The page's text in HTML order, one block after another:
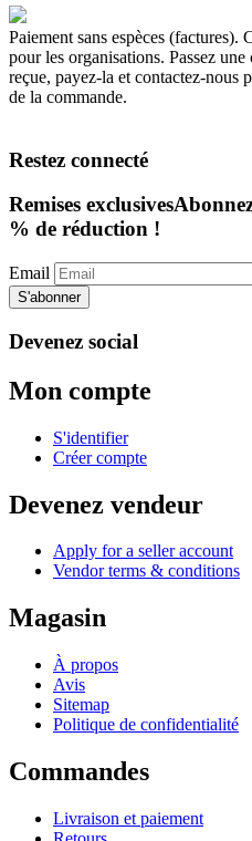
Paiement sans espèces (factures).
pour les organisations. Passez
reçue, payez-la et contactez-nous
de la commande.
Restez connecté
Remises exclusives
% de réduction !
Email
S'abonner
Devenez social
Mon compte
S'identifier
Créer compte
Devenez vendeur
Apply for a seller account
Vendor terms & conditions
Magasin
À propos
Avis
Sitemap
Politique de confidentialité
Commandes
Livraison et paiement